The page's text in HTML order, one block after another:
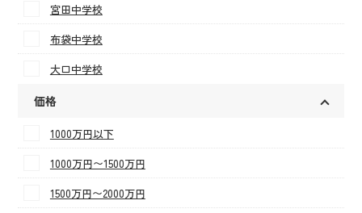
宮田中学校
布袋中学校
大口中学校
価格
1000万円以下
1000万円〜1500万円
1500万円〜2000万円